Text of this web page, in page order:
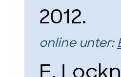
2012.
online unter:
E.